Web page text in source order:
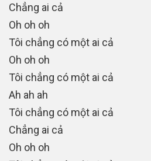
Chẳng ai cả
Oh oh oh
Tôi chẳng có một ai cả
Oh oh oh
Tôi chẳng có một ai cả
Ah ah ah
Tôi chẳng có một ai cả
Chẳng ai cả
Oh oh oh